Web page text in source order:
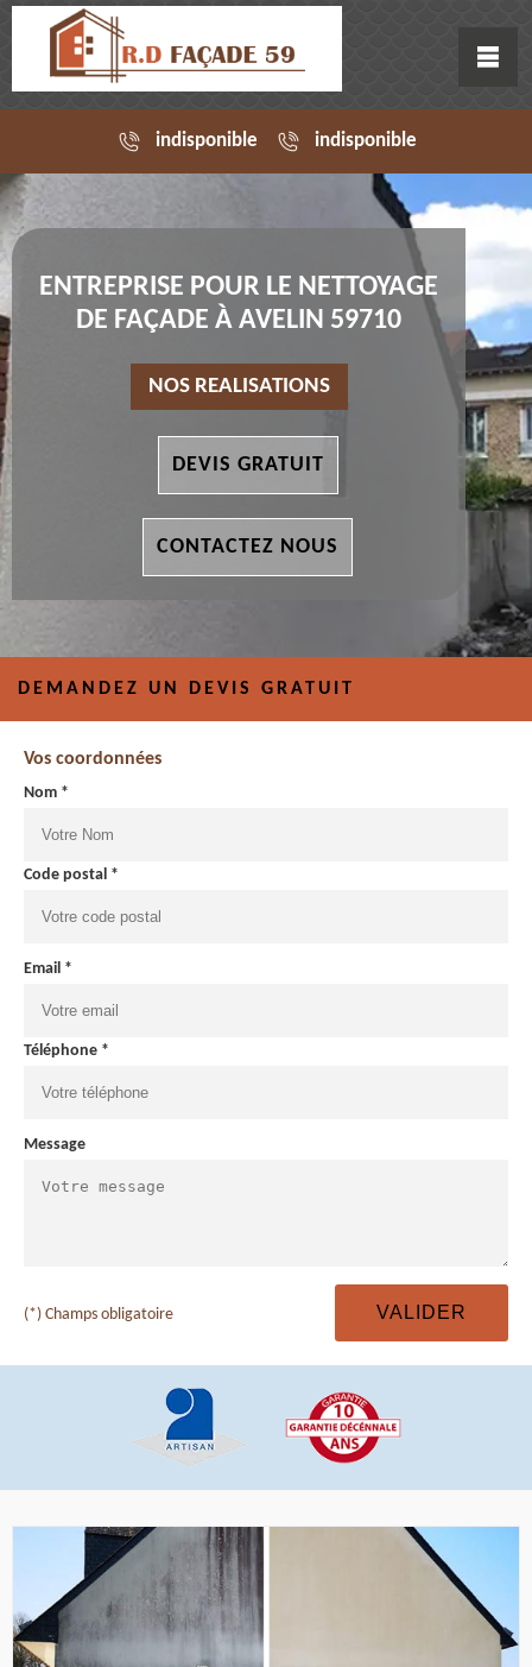
indisponible indisponible
ENTREPRISE POUR LE NETTOYAGE
DE FAÇADE À AVELIN 59710
NOS REALISATIONS
DEVIS GRATUIT
CONTACTEZ NOUS
DEMANDEZ UN DEVIS GRATUIT
Vos coordonnées
Nom *
Code postal *
Email *
Téléphone *
Message
(*) Champs obligatoire